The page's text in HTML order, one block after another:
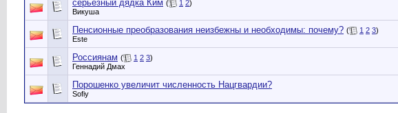
серьезный дядка Ким ( 1 2)
Викуша
Пенсионные преобразования неизбежны и необходимы: почему? ( 1 2 3)
Este
Россиянам ( 1 2 3)
Геннадий Дмах
Порошенко увеличит численность Нацгвардии?
Sofiy